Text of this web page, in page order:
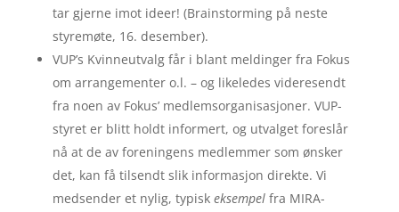
tar gjerne imot ideer! (Brainstorming på neste
styremøte, 16. desember).
VUP’s Kvinneutvalg får i blant meldinger fra Fokus
om arrangementer o.l. – og likeledes videresendt
fra noen av Fokus’ medlemsorganisasjoner. VUP-
styret er blitt holdt informert, og utvalget foreslår
nå at de av foreningens medlemmer som ønsker
det, kan få tilsendt slik informasjon direkte. Vi
medsender et nylig, typisk eksempelfra MIRA-